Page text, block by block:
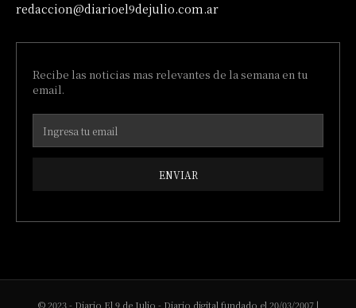
redaccion@diarioel9dejulio.com.ar
Recibe las noticias mas relevantes de la semana en tu
email.
ENVIAR
© 2023 - Diario El 9 de Julio - Diario digital fundado el 20/03/2007 |